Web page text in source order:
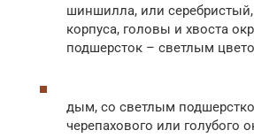
шиншилла, или
корпуса, головы и хвоста
подшерсток – светлым
дым, со светлым
черепахового или голубого